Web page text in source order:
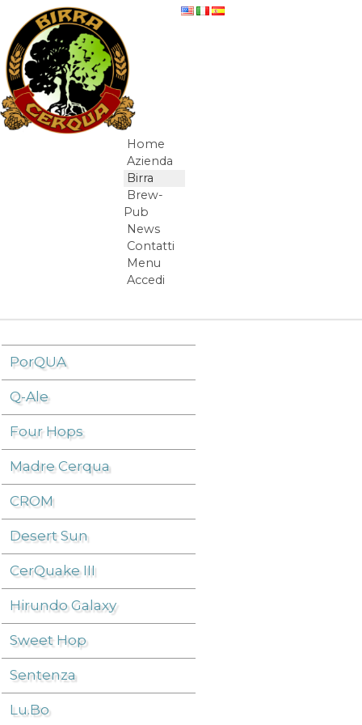
Salta al contenuto
Navigazione
Home
Azienda
Birra
Brew-
Pub
News
Contatti
Menu
Accedi
Elementi Navigazione
Birra / DW
PorQUA
Q-Ale
Four Hops
Madre Cerqua
CROM
Desert Sun
CerQuake III
Hirundo Galaxy
Sweet Hop
Sentenza
Lu.Bo